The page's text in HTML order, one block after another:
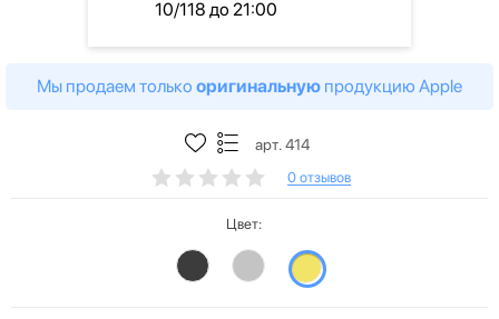
10/118 до 21:00
Мы продаем только оригинальную продукцию Apple
арт. 414
0 отзывов
Цвет: